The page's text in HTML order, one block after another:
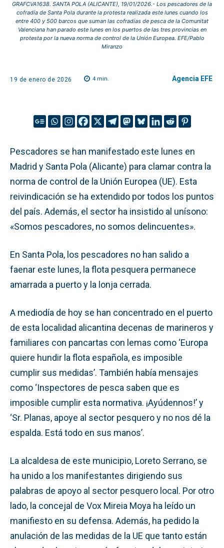
GRAFCVA1638. SANTA POLA (ALICANTE), 19/01/2026.- Los pescadores de la
cofradía de Santa Pola durante la protesta realizada este lunes cuando los
entre 400 y 500 barcos que suman las cofradías de pesca de la Comunitat
Valenciana han parado este lunes en los puertos de las tres provincias en
protesta por la nueva norma de control de la Unión Europea. EFE/Pablo
Miranzo
19 de enero de 2026 4min. Agencia EFE
Pescadores se han manifestado este lunes en
Madrid y Santa Pola (Alicante) para clamar contra la
norma de control de la Unión Europea (UE). Esta
reivindicación se ha extendido por todos los puntos
del país. Además, el sector ha insistido al unísono:
«Somos pescadores, no somos delincuentes».
En Santa Pola, los pescadores no han salido a
faenar este lunes, la flota pesquera permanece
amarrada a puerto y la lonja cerrada.
A mediodía de hoy se han concentrado en el puerto
de esta localidad alicantina decenas de marineros y
familiares con pancartas con lemas como ‘Europa
quiere hundir la flota española, es imposible
cumplir sus medidas’. También había mensajes
como ‘Inspectores de pesca saben que es
imposible cumplir esta normativa. ¡Ayúdennos!’ y
‘Sr. Planas, apoye al sector pesquero y no nos dé la
espalda. Está todo en sus manos’.
La alcaldesa de este municipio, Loreto Serrano, se
ha unido a los manifestantes dirigiendo sus
palabras de apoyo al sector pesquero local. Por otro
lado, la concejal de Vox Mireia Moya ha leído un
manifiesto en su defensa. Además, ha pedido la
anulación de las medidas de la UE que tanto están